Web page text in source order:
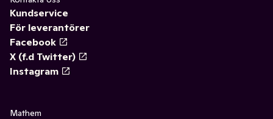
Kundservice
För leverantörer
Facebook
X (f.d Twitter)
Instagram
Mathem